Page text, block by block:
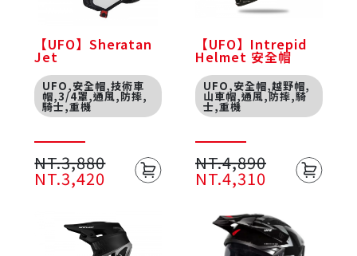
【UFO】Sheratan
Jet
UFO,安全帽,技術車
帽,3/4罩,通風,防摔,
騎士,重機
NT.3,880
NT.3,420
【UFO】Intrepid
Helmet 安全帽
UFO,安全帽,越野帽,
山車帽,通風,防摔,騎
士,重機
NT.4,890
NT.4,310